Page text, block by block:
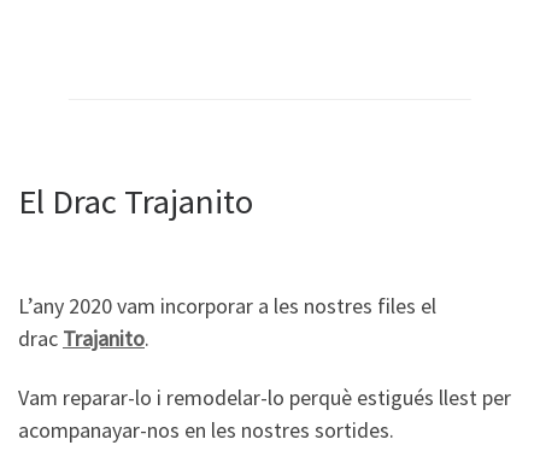
El Drac Trajanito
L’any 2020 vam incorporar a les nostres files el
drac Trajanito.
Vam reparar-lo i remodelar-lo perquè estigués llest per
acompanayar-nos en les nostres sortides.